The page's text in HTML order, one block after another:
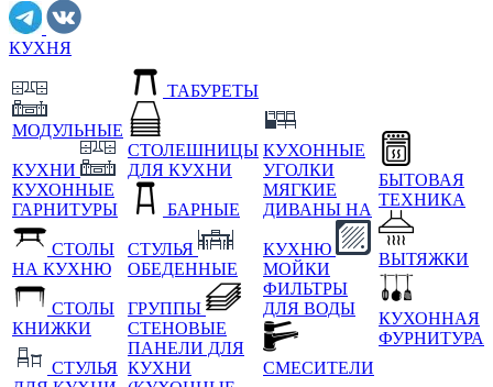
КУХНЯ
МОДУЛЬНЫЕ
КУХНИ
КУХОННЫЕ
ГАРНИТУРЫ
СТОЛЫ
НА КУХНЮ
СТОЛЫ
КНИЖКИ
СТУЛЬЯ
ТАБУРЕТЫ
СТОЛЕШНИЦЫ
ДЛЯ КУХНИ
БАРНЫЕ
СТУЛЬЯ
ОБЕДЕННЫЕ
ГРУППЫ
СТЕНОВЫЕ
ПАНЕЛИ ДЛЯ
КУХНИ
КУХОННЫЕ
УГОЛКИ
МЯГКИЕ
ДИВАНЫ НА
КУХНЮ
МОЙКИ
ФИЛЬТРЫ
ДЛЯ ВОДЫ
СМЕСИТЕЛИ
БЫТОВАЯ
ТЕХНИКА
ВЫТЯЖКИ
КУХОННАЯ
ФУРНИТУРА